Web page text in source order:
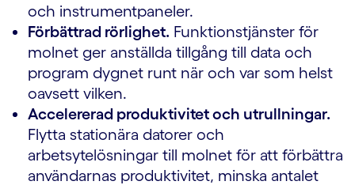
och instrumentpaneler.
Förbättrad rörlighet. Funktionstjänster för
molnet ger anställda tillgång till data och
program dygnet runt när och var som helst
oavsett vilken.
Accelererad produktivitet och utrullningar.
Flytta stationära datorer och
arbetsytelösningar till molnet för att förbättra
användarnas produktivitet, minska antalet